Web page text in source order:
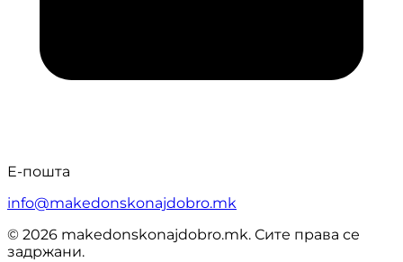
Е-пошта
info@makedonskonajdobro.mk
© 2026 makedonskonajdobro.mk. Сите права се
задржани.